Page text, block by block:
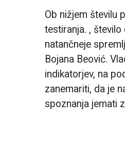
Ob nižjem številu
testiranja. ,
natančneje
Bojana Beović.
indikatorjev, na
zanemariti, da je
spoznanja jemati